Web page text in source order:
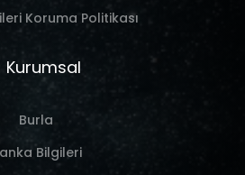
Koruma Politikası
Kurumsal
Burla
Bilgileri